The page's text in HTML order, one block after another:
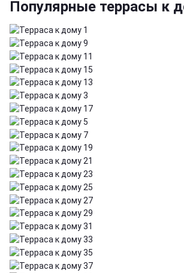
Популярные террасы к